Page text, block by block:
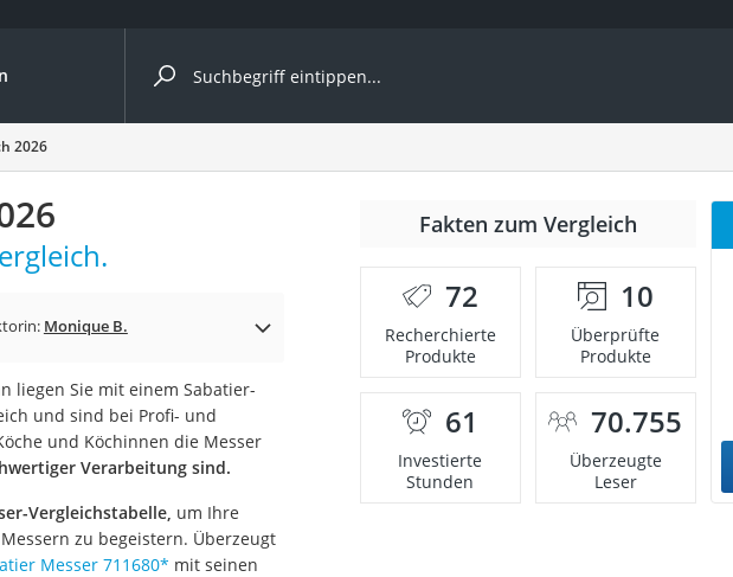
nach Kategorie
2026
Monique B.
liegen Sie mit einem Sabatier-
und sind bei Profi- und
und Köchinnen die Messer
Verarbeitung sind.
Vergleichstabelle, um Ihre
zu begeistern. Überzeugt
Messer 711680* mit seinen
Fakten zum Vergleich
72
Recherchierte
Produkte
10
Überprüfte
Produkte
61
Investierte
Stunden
70.755
Überzeugte
Leser